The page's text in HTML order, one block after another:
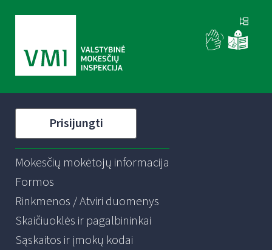
Prisijungti
Mokesčių mokėtojų informacija
Formos
Rinkmenos / Atviri duomenys
Skaičiuoklės ir pagalbininkai
Sąskaitos ir įmokų kodai